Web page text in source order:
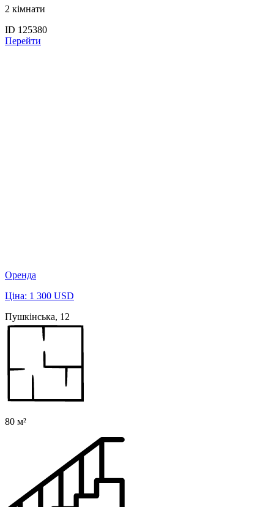
2 кімнати
ID 125380
Перейти
Оренда
Ціна: 1 300 USD
Пушкінська, 12
80 м²